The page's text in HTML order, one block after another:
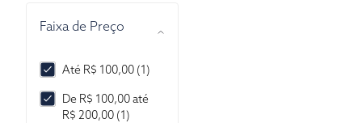
Faixa de Preço
Até R$ 100,00 (1)
De R$ 100,00 até
R$ 200,00 (1)